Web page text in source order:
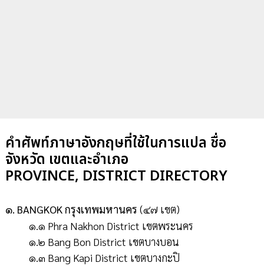
คำศัพท์ภาษาอังกฤษที่ใช้ในการแปล ชื่อ
จังหวัด เขตและอำเภอ
PROVINCE, DISTRICT DIRECTORY
๑. BANGKOK กรุงเทพมหานคร (๔๗ เขต)
๑.๑ Phra Nakhon District เขตพระนคร
๑.๒ Bang Bon District เขตบางบอน
๑.๓ Bang Kapi District เขตบางกะปิ